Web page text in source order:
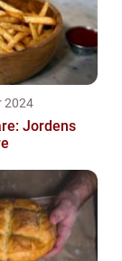
2024
Jordens